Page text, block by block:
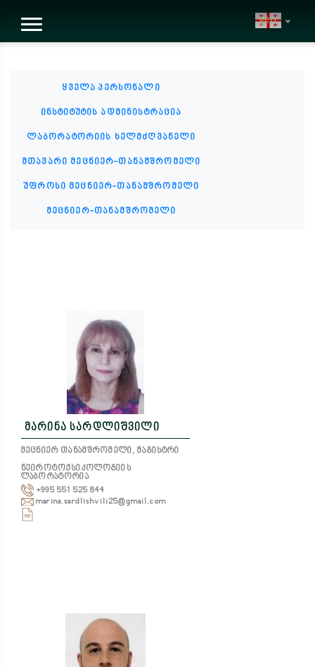
geo
ყველა პერსონალი
ინსტიტუტის ადმინისტრაცია
ლაბორატორიის ხელმძღვანელი
მთავარი მეცნიერ-თანამშრომელი
უფროსი მეცნიერ-თანამშრომელი
მეცნიერ-თანამშრომელი
მარინა სარდლიშვილი
მეცნიერ თანამშრომელი, მაგისტრი
ნეიროტოქსიკოლოგიის
ლაბორატორია
+995 551 525 844
marina.sardlishvili25@gmail.com